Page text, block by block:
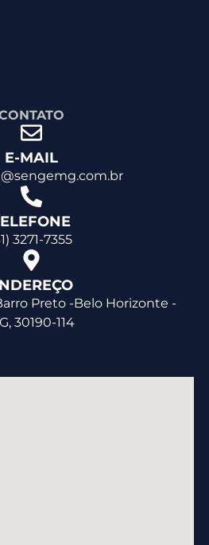
E-MAIL
3271-7355
Preto -Belo Horizonte -
30190-114